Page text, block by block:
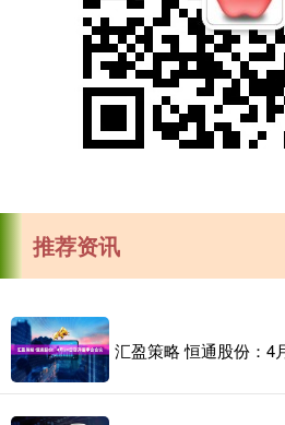
推荐资讯
汇盈策略 恒通股份：4